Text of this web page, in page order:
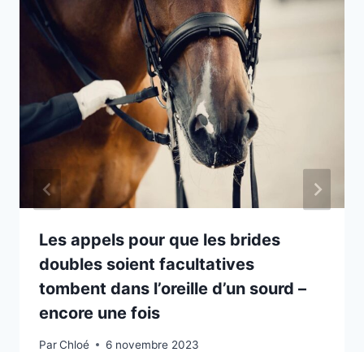
Les appels pour que les brides
doubles soient facultatives
tombent dans l’oreille d’un sourd –
encore une fois
ParChloé 6 novembre 2023